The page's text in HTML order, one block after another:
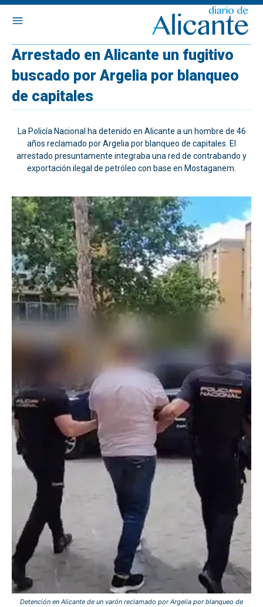
Arrestado en Alicante un fugitivo
buscado por Argelia por blanqueo
de capitales
La Policía Nacional ha detenido en Alicante a un hombre de 46
años reclamado por Argelia por blanqueo de capitales. El
arrestado presuntamente integraba una red de contrabando y
exportación ilegal de petróleo con base en Mostaganem.
Detención en Alicante de un varón reclamado por Argelia por blanqueo de